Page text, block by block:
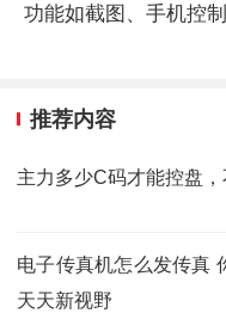
功能如截图、手机控
推荐内容
主力多少C码才能控盘
电子传真机怎么发传真
天天新视野